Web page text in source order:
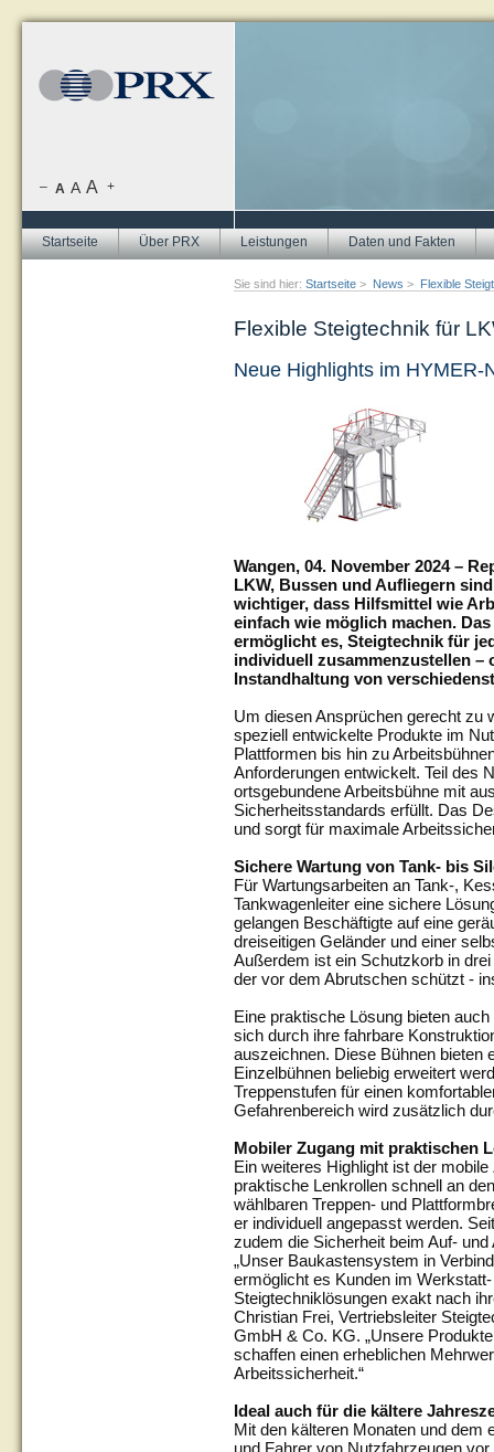
Startseite Über PRX Leistungen Daten und Fakten
Sie sind hier: Startseite > News > Flexible
Flexible Steigtechnik für
Neue Highlights im HYMER-
Wangen, 04. November 2024 –
LKW, Bussen und Aufliegern
wichtiger, dass Hilfsmittel wie
einfach wie möglich machen.
ermöglicht es, Steigtechnik für
individuell zusammenzustellen –
Instandhaltung von
Um diesen Ansprüchen gerecht zu
speziell entwickelte Produkte im
Plattformen bis hin zu
Anforderungen entwickelt. Teil des
ortsgebundene Arbeitsbühne mit
Sicherheitsstandards erfüllt. Das
und sorgt für maximale
Sichere Wartung von Tank- bis
Für Wartungsarbeiten an Tank-,
Tankwagenleiter eine sichere
gelangen Beschäftigte auf eine
dreiseitigen Geländer und einer
Außerdem ist ein Schutzkorb in
der vor dem Abrutschen schützt -
Eine praktische Lösung bieten
sich durch ihre fahrbare
auszeichnen. Diese Bühnen bieten
Einzelbühnen beliebig erweitert
Treppenstufen für einen
Gefahrenbereich wird zusätzlich
Mobiler Zugang mit praktischen
Ein weiteres Highlight ist der
praktische Lenkrollen schnell an
wählbaren Treppen- und
er individuell angepasst werden.
zudem die Sicherheit beim Auf- und
„Unser Baukastensystem in
ermöglicht es Kunden im
Steigtechniklösungen exakt nach
Christian Frei, Vertriebsleiter
GmbH & Co. KG. „Unsere
schaffen einen erheblichen
Arbeitssicherheit.“
Ideal auch für die kältere
Mit den kälteren Monaten und dem
und Fahrer von Nutzfahrzeugen
– A A A +